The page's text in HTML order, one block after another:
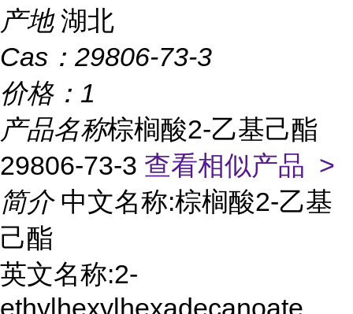
产地 湖北
Cas： 29806-73-3
价格： 1
产品名称棕榈酸2-乙基己酯
29806-73-3 查看相似产品 >
简介 中文名称:棕榈酸2-乙基
己酯
英文名称:2-
ethylhexylhexadecanoate